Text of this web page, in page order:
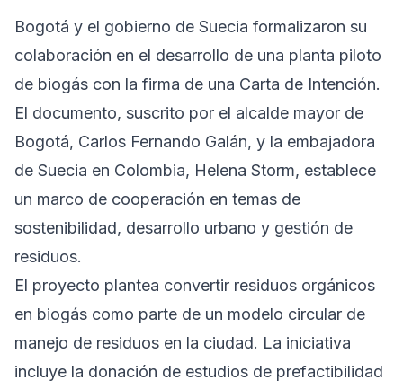
Bogotá y el gobierno de Suecia formalizaron su
colaboración en el desarrollo de una planta piloto
de biogás con la firma de una Carta de Intención.
El documento, suscrito por el alcalde mayor de
Bogotá, Carlos Fernando Galán, y la embajadora
de Suecia en Colombia, Helena Storm, establece
un marco de cooperación en temas de
sostenibilidad, desarrollo urbano y gestión de
residuos.
El proyecto plantea convertir residuos orgánicos
en biogás como parte de un modelo circular de
manejo de residuos en la ciudad. La iniciativa
incluye la donación de estudios de prefactibilidad